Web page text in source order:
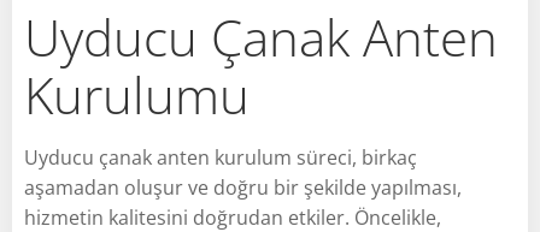
Uyducu Çanak Anten
Kurulumu
Uyducu çanak anten kurulum süreci, birkaç
aşamadan oluşur ve doğru bir şekilde yapılması,
hizmetin kalitesini doğrudan etkiler. Öncelikle,